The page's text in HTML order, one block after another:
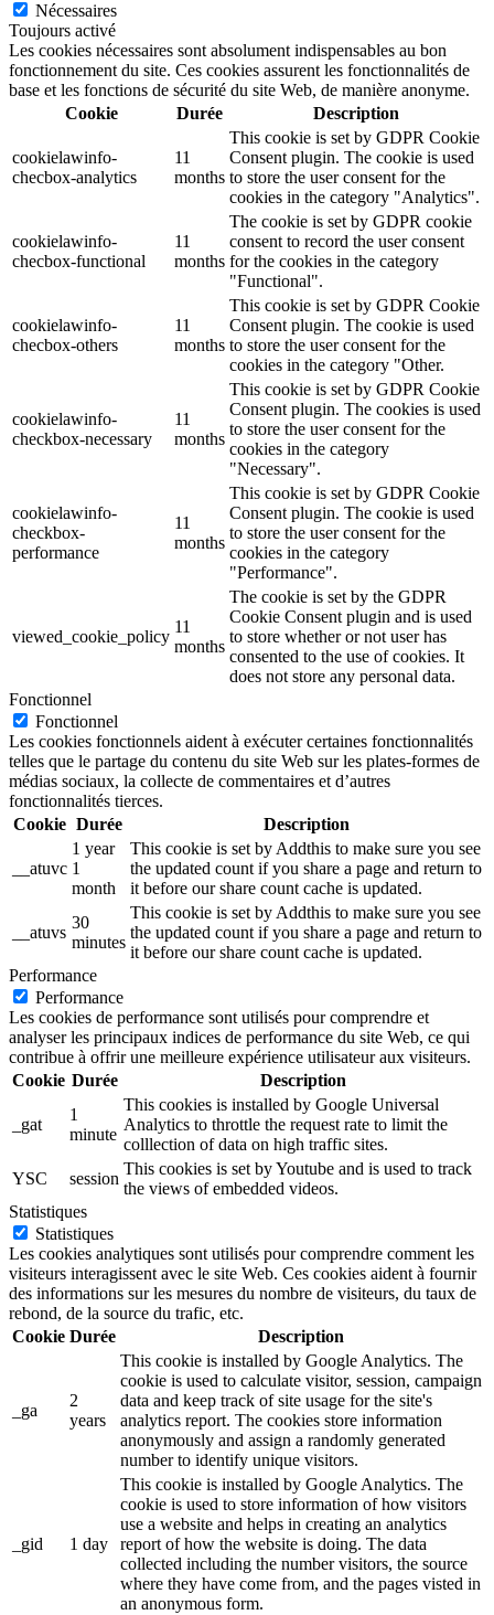
Nécessaires
Toujours activé
Les cookies nécessaires sont absolument indispensables au bon
fonctionnement du site. Ces cookies assurent les fonctionnalités de
base et les fonctions de sécurité du site Web, de manière anonyme.
Cookie
Durée Description
cookielawinfo-
checbox-analytics
11
months
This cookie is set by GDPR Cookie
Consent plugin. The cookie is used
to store the user consent for the
cookies in the category "Analytics".
cookielawinfo-
checbox-functional
11
months
The cookie is set by GDPR cookie
consent to record the user consent
for the cookies in the category
"Functional".
cookielawinfo-
checbox-others
11
months
This cookie is set by GDPR Cookie
Consent plugin. The cookie is used
to store the user consent for the
cookies in the category "Other.
cookielawinfo-
checkbox-necessary
11
months
This cookie is set by GDPR Cookie
Consent plugin. The cookies is used
to store the user consent for the
cookies in the category
"Necessary".
cookielawinfo-
checkbox-
performance
11
months
This cookie is set by GDPR Cookie
Consent plugin. The cookie is used
to store the user consent for the
cookies in the category
"Performance".
viewed_cookie_policy
11
months
The cookie is set by the GDPR
Cookie Consent plugin and is used
to store whether or not user has
consented to the use of cookies. It
does not store any personal data.
Fonctionnel
Fonctionnel
Les cookies fonctionnels aident à exécuter certaines fonctionnalités
telles que le partage du contenu du site Web sur les plates-formes de
médias sociaux, la collecte de commentaires et d’autres
fonctionnalités tierces.
Cookie Durée Description
__atuvc
1 year
1
month
This cookie is set by Addthis to make sure you see
the updated count if you share a page and return to
it before our share count cache is updated.
__atuvs
30
minutes
This cookie is set by Addthis to make sure you see
the updated count if you share a page and return to
it before our share count cache is updated.
Performance
Performance
Les cookies de performance sont utilisés pour comprendre et
analyser les principaux indices de performance du site Web, ce qui
contribue à offrir une meilleure expérience utilisateur aux visiteurs.
Cookie Durée Description
_gat
1
minute
This cookies is installed by Google Universal
Analytics to throttle the request rate to limit the
colllection of data on high traffic sites.
YSC
session
This cookies is set by Youtube and is used to track
the views of embedded videos.
Statistiques
Statistiques
Les cookies analytiques sont utilisés pour comprendre comment les
visiteurs interagissent avec le site Web. Ces cookies aident à fournir
des informations sur les mesures du nombre de visiteurs, du taux de
rebond, de la source du trafic, etc.
Cookie Durée Description
_ga
2
years
This cookie is installed by Google Analytics. The
cookie is used to calculate visitor, session, campaign
data and keep track of site usage for the site's
analytics report. The cookies store information
anonymously and assign a randomly generated
number to identify unique visitors.
_gid 1 day
This cookie is installed by Google Analytics. The
cookie is used to store information of how visitors
use a website and helps in creating an analytics
report of how the website is doing. The data
collected including the number visitors, the source
where they have come from, and the pages visted in
an anonymous form.